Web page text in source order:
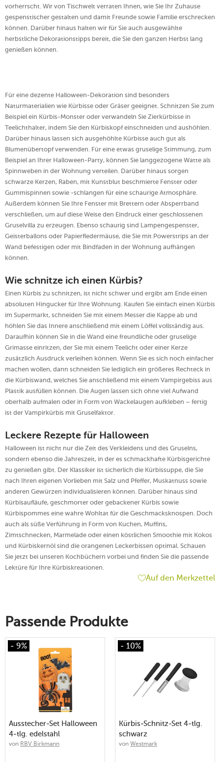
vorherrscht. Wir von Tischwelt verraten Ihnen, wie Sie Ihr Zuhause
gespenstischer gestalten und damit Freunde sowie Familie erschrecken
können. Darüber hinaus halten wir für Sie auch ausgewählte
herbstliche Dekorationstipps bereit, die Sie den ganzen Herbst lang
genießen können.
Für eine dezente Halloween-Dekoration sind besonders
Naturmaterialien wie Kürbisse oder Gräser geeignet. Schnitzen Sie zum
Beispiel ein Kürbis-Monster oder verwandeln Sie Zierkürbisse in
Teelichthalter, indem Sie den Kürbiskopf einschneiden und aushöhlen.
Darüber hinaus lassen sich ausgehöhlte Kürbisse auch gut als
Blumenübertopf verwenden. Für eine etwas gruselige Stimmung, zum
Beispiel an Ihrer Halloween-Party, können Sie langgezogene Watte als
Spinnweben in der Wohnung verteilen. Darüber hinaus sorgen
schwarze Kerzen, Raben, mit Kunstblut beschmierte Fenster oder
Gummispinnen sowie -schlangen für eine schaurige Atmosphäre.
Außerdem können Sie Ihre Fenster mit Brettern oder Absperrband
verschließen, um auf diese Weise den Eindruck einer geschlossenen
Gruselvilla zu erzeugen. Ebenso schaurig sind Lampengespenster,
Geisterballons oder Papierfledermäuse, die Sie mit Powerstrips an der
Wand befestigen oder mit Bindfaden in der Wohnung aufhängen
können.
Wie schnitze ich einen Kürbis?
Einen Kürbis zu schnitzen, ist nicht schwer und ergibt am Ende einen
absoluten Hingucker für Ihre Wohnung. Kaufen Sie einfach einen Kürbis
im Supermarkt, schneiden Sie mit einem Messer die Kappe ab und
höhlen Sie das Innere anschließend mit einem Löffel vollständig aus.
Daraufhin können Sie in die Wand eine freundliche oder gruselige
Grimasse einritzen, der Sie mit einem Teelicht oder einer Kerze
zusätzlich Ausdruck verleihen können. Wenn Sie es sich noch einfacher
machen wollen, dann schneiden Sie lediglich ein größeres Rechteck in
die Kürbiswand, welches Sie anschließend mit einem Vampirgebiss aus
Plastik ausfüllen können. Die Augen lassen sich ohne viel Aufwand
oberhalb aufmalen oder in Form von Wackelaugen aufkleben – fertig
ist der Vampirkürbis mit Gruselfaktor.
Leckere Rezepte für Halloween
Halloween ist nicht nur die Zeit des Verkleidens und des Gruselns,
sondern ebenso die Jahreszeit, in der es schmackhafte Kürbisgerichte
zu genießen gibt. Der Klassiker ist sicherlich die Kürbissuppe, die Sie
nach Ihren eigenen Vorlieben mit Salz und Pfeffer, Muskatnuss sowie
anderen Gewürzen individualisieren können. Darüber hinaus sind
Kürbisaufläufe, geschmorter oder gebackener Kürbis sowie
Kürbispommes eine wahre Wohltat für die Geschmacksknospen. Doch
auch als süße Verführung in Form von Kuchen, Muffins,
Zimtschnecken, Marmelade oder einen köstlichen Smoothie mit Kokos
und Kürbiskernöl sind die orangenen Leckerbissen optimal. Schauen
Sie jetzt bei unseren Kochbüchern vorbei und finden Sie die passende
Lektüre für Ihre Kürbiskreationen.
Auf den Merkzettel
Passende Produkte
- 9%
Ausstecher-Set Halloween
4-tlg. edelstahl
von RBV Birkmann
- 10%
Kürbis-Schnitz-Set 4-tlg.
schwarz
von Westmark